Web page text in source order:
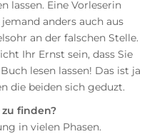
lassen. Eine Vorleserin
anders auch aus
an der falschen Stelle.
Ihr Ernst sein, dass Sie
lesen lassen! Das ist ja
die beiden sich geduzt.
zu finden?
in vielen Phasen.